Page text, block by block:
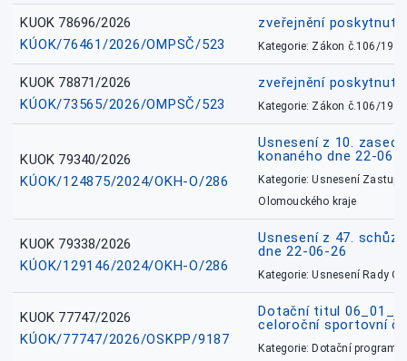
KUOK 78696/2026
KÚOK/76461/2026/OMPSČ/523
zveřejnění
Kategorie: Zákon č.106/1999
KUOK 78871/2026
KÚOK/73565/2026/OMPSČ/523
zveřejnění
Kategorie: Zákon č.106/1999
KUOK 79340/2026
KÚOK/124875/2024/OKH-O/286
Usnesení z 10.
konaného dne 22-06-
Kategorie: Usnesení
Olomouckého kraje
KUOK 79338/2026
KÚOK/129146/2024/OKH-O/286
Usnesení z 47.
dne 22-06-26
Kategorie: Usnesení Rady
KUOK 77747/2026
KÚOK/77747/2026/OSKPP/9187
Dotační titul
celoroční sportovní
Kategorie: Dotační